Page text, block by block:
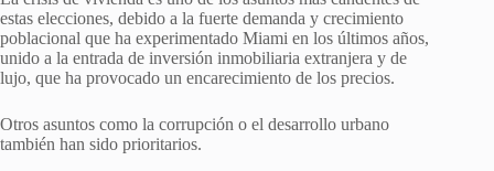
estas elecciones, debido a la fuerte demanda y crecimiento
poblacional que ha experimentado Miami en los últimos años,
unido a la entrada de inversión inmobiliaria extranjera y de
lujo, que ha provocado un encarecimiento de los precios.
Otros asuntos como la corrupción o el desarrollo urbano
también han sido prioritarios.